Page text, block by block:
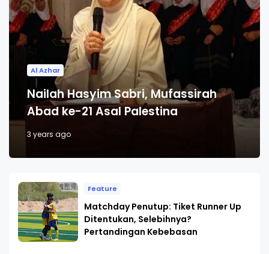
Al Azhar
Nailah Hasyim Sabri, Mufassirah
Abad ke-21 Asal Palestina
3 years ago
Feature
Matchday Penutup: Tiket Runner Up
Ditentukan, Selebihnya?
Pertandingan Kebebasan